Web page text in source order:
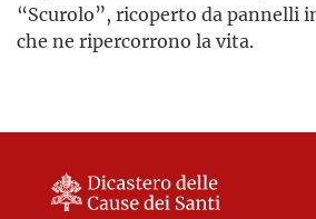
“Scurolo”, ricoperto da pannelli
che ne ripercorrono la vita.